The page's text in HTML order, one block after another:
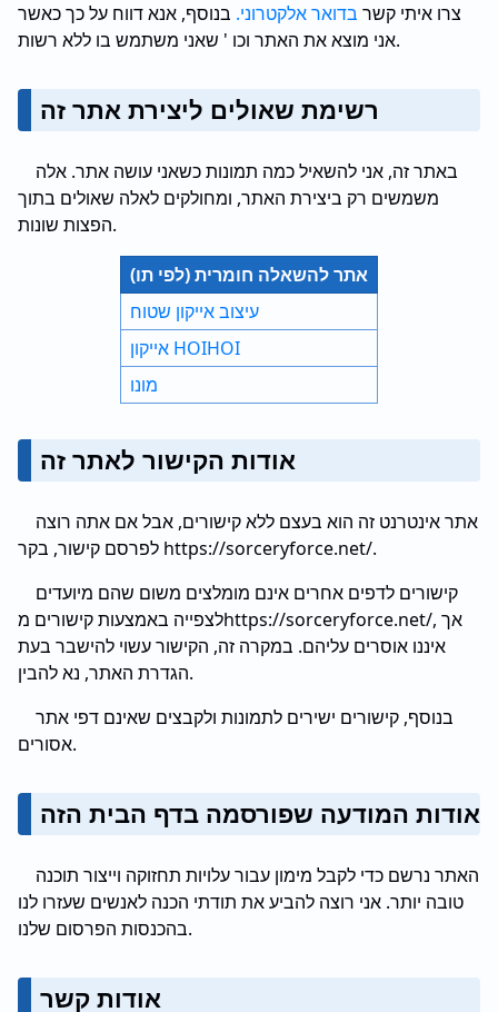
צרו איתי קשר בדואר אלקטרוני. בנוסף, אנא דווח על כך כאשר
אני מוצא את האתר וכו ' שאני משתמש בו ללא רשות.
רשימת שאולים ליצירת אתר זה
באתר זה, אני להשאיל כמה תמונות כשאני עושה אתר. אלה
משמשים רק ביצירת האתר, ומחולקים לאלה שאולים בתוך
הפצות שונות.
אתר להשאלה חומרית (לפי תו)
עיצוב אייקון שטוח
אייקון HOIHOI
מונו
אודות הקישור לאתר זה
אתר אינטרנט זה הוא בעצם ללא קישורים, אבל אם אתה רוצה
לפרסם קישור, בקר https://sorceryforce.net/.
קישורים לדפים אחרים אינם מומלצים משום שהם מיועדים
לצפייה באמצעות קישורים מhttps://sorceryforce.net/, אך
איננו אוסרים עליהם. במקרה זה, הקישור עשוי להישבר בעת
הגדרת האתר, נא להבין.
בנוסף, קישורים ישירים לתמונות ולקבצים שאינם דפי אתר
אסורים.
אודות המודעה שפורסמה בדף הבית הזה
האתר נרשם כדי לקבל מימון עבור עלויות תחזוקה וייצור תוכנה
טובה יותר. אני רוצה להביע את תודתי הכנה לאנשים שעזרו לנו
בהכנסות הפרסום שלנו.
אודות קשר